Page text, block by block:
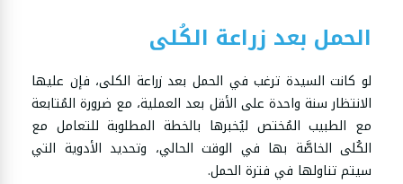
الحمل بعد زراعة الكُلى
لو كانت السيدة ترغب في الحمل بعد زراعة الكلى، فإن عليها
الانتظار سنة واحدة على الأقل بعد العملية، مع ضرورة المُتابعة
مع الطبيب المُختص ليُخبرها بالخطة المطلوبة للتعامل مع
الكُلى الخاصَّة بها في الوقت الحالي، وتحديد الأدوية التي
سيتم تناولها في فترة الحمل.